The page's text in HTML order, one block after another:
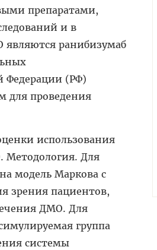
препаратами,
и в
ранибизумаб
Федерации (РФ)
для проведения
использования
Методология. Для
модель Маркова с
зрения пациентов,
ДМО. Для
группа
системы